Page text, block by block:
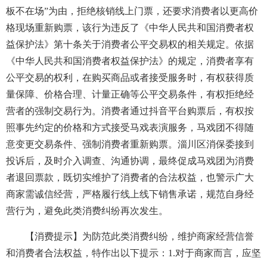
板不在场”为由，拒绝核销线上门票，还要求消费者以更高价
格现场重新购票，该行为违反了《中华人民共和国消费者权
益保护法》第十条关于消费者公平交易权的相关规定。依据
《中华人民共和国消费者权益保护法》的规定，消费者享有
公平交易的权利，在购买商品或者接受服务时，有权获得质
量保障、价格合理、计量正确等公平交易条件，有权拒绝经
营者的强制交易行为。消费者通过抖音平台购票后，有权按
照事先约定的价格和方式接受马戏表演服务，马戏团不得随
意变更交易条件、强制消费者重新购票。淄川区消保委接到
投诉后，及时介入调查、沟通协调，最终促成马戏团为消费
者退回票款，既切实维护了消费者的合法权益，也警示广大
商家需诚信经营，严格履行线上线下销售承诺，规范自身经
营行为，避免此类消费纠纷再次发生。
【消费提示】为防范此类消费纠纷，维护商家经营信誉
和消费者合法权益，特作出以下提示：1.对于商家而言，应坚